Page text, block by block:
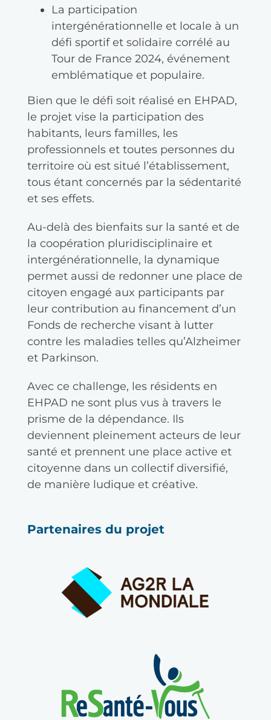
La participation
intergénérationnelle et locale à un
défi sportif et solidaire corrélé au
Tour de France 2024, événement
emblématique et populaire.
Bien que le défi soit réalisé en EHPAD,
le projet vise la participation des
habitants, leurs familles, les
professionnels et toutes personnes du
territoire où est situé l’établissement,
tous étant concernés par la sédentarité
et ses effets.
Au-delà des bienfaits sur la santé et de
la coopération pluridisciplinaire et
intergénérationnelle, la dynamique
permet aussi de redonner une place de
citoyen engagé aux participants par
leur contribution au financement d’un
Fonds de recherche visant à lutter
contre les maladies telles qu’Alzheimer
et Parkinson.
Avec ce challenge, les résidents en
EHPAD ne sont plus vus à travers le
prisme de la dépendance. Ils
deviennent pleinement acteurs de leur
santé et prennent une place active et
citoyenne dans un collectif diversifié,
de manière ludique et créative.
Partenaires du projet